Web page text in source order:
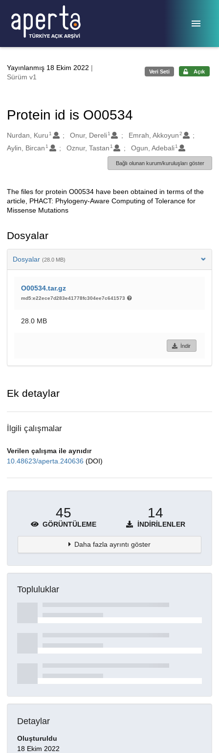
Yayınlanmış 18 Ekim 2022 |
Sürüm v1
Veri Seti Açık
Protein id is O00534
Oluşturanlar
Nurdan, Kuru 1 Onur, Dereli 1 Emrah, Akkoyun2
Aylin, Bircan 1 Oznur, Tastan 1 Ogun, Adebali 1
Bağlı olunan kurum/kuruluşları göster
Açıklama
The files for protein O00534 have been obtained in terms of the
article, PHACT: Phylogeny-Aware Computing of Tolerance for
Missense Mutations
Dosyalar
Dosyalar (28.0 MB)
O00534.tar.gz
md5:e22ece7d283e41778fc304ee7c641573
28.0 MB
İndir
Ek detaylar
İlgili çalışmalar
Verilen çalışma ile aynıdır
10.48623/aperta.240636 (DOI)
45
GÖRÜNTÜLEME
14
İNDIRILENLER
Daha fazla ayrıntı göster
Topluluklar
Detaylar
Oluşturuldu
18 Ekim 2022